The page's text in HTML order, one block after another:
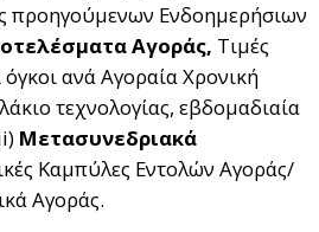
προηγούμενων Ενδοημερήσιων
Αγοράς, Τιμές
ανά Αγοραία Χρονική
τεχνολογίας, εβδομαδιαία
Μετασυνεδριακά
Καμπύλες Εντολών Αγοράς/
Αγοράς.